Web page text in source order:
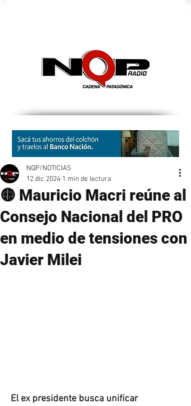
🟡 Mauricio Macri reúne al
Consejo Nacional del PRO
en medio de tensiones con
Javier Milei
NQP/NOTICIAS
12 dic 2024 1 min de lectura
El ex presidente busca unificar